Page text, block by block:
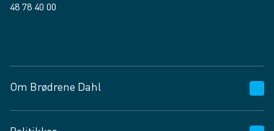
48 78 40 00
Om Brødrene Dahl